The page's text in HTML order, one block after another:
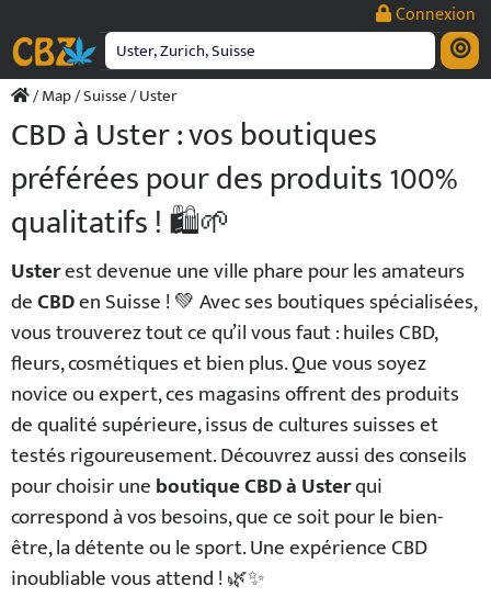
contenu
Connexion
/Map/Suisse/ Uster
CBD à Uster : vos boutiques
préférées pour des produits 100%
qualitatifs ! 🛍️🌱
Usterest devenue une ville phare pour les amateurs
deCBDen Suisse ! 💚 Avec ses boutiques spécialisées,
vous trouverez tout ce qu’il vous faut : huiles CBD,
fleurs, cosmétiques et bien plus. Que vous soyez
novice ou expert, ces magasins offrent des produits
de qualité supérieure, issus de cultures suisses et
testés rigoureusement. Découvrez aussi des conseils
pour choisir uneboutique CBD à Usterqui
correspond à vos besoins, que ce soit pour le bien-
être, la détente ou le sport. Une expérience CBD
inoubliable vous attend ! 🌿✨